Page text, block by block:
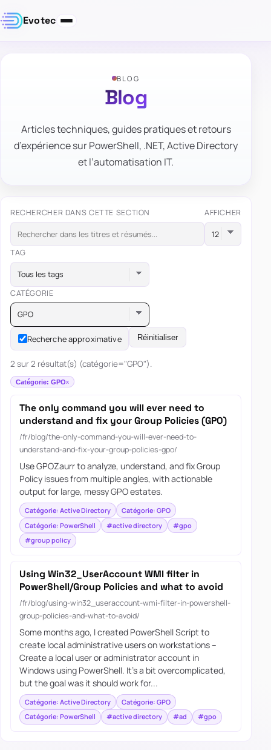
Evotec
BLOG
Blog
Articles techniques, guides pratiques et retours
d’expérience sur PowerShell, .NET, Active Directory
et l’automatisation IT.
RECHERCHER DANS CETTE SECTION AFFICHER
TAG
Tous les tags
CATÉGORIE
GPO
Recherche approximative Réinitialiser
2 sur 2 résultat(s) (catégorie="GPO").
Catégorie: GPO
The only command you will ever need to
understand and fix your Group Policies (GPO)
/fr/blog/the-only-command-you-will-ever-need-to-
understand-and-fix-your-group-policies-gpo/
Use GPOZaurr to analyze, understand, and fix Group
Policy issues from multiple angles, with actionable
output for large, messy GPO estates.
Catégorie: Active Directory
Catégorie: GPO
Catégorie: PowerShell
#active directory
#gpo
#group policy
Using Win32_UserAccount WMI filter in
PowerShell/Group Policies and what to avoid
/fr/blog/using-win32_useraccount-wmi-filter-in-powershell-
group-policies-and-what-to-avoid/
Some months ago, I created PowerShell Script to
create local administrative users on workstations –
Create a local user or administrator account in
Windows using PowerShell. It’s a bit overcomplicated,
but the goal was it should work for...
Catégorie: Active Directory
Catégorie: GPO
Catégorie: PowerShell
#active directory #ad #gpo